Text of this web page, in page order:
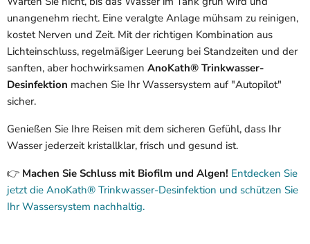
unangenehm riecht. Eine veralgte Anlage mühsam zu reinigen,
kostet Nerven und Zeit. Mit der richtigen Kombination aus
Lichteinschluss, regelmäßiger Leerung bei Standzeiten und der
sanften, aber hochwirksamen AnoKath® Trinkwasser-
Desinfektion machen Sie Ihr Wassersystem auf "Autopilot"
sicher.
Genießen Sie Ihre Reisen mit dem sicheren Gefühl, dass Ihr
Wasser jederzeit kristallklar, frisch und gesund ist.
👉 Machen Sie Schluss mit Biofilm und Algen! Entdecken Sie
jetzt die AnoKath® Trinkwasser-Desinfektion und schützen Sie
Ihr Wassersystem nachhaltig.